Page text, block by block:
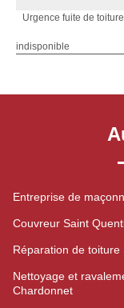
Urgence fuite de
indisponible
Entreprise de
Couvreur Saint
Réparation de
Nettoyage et
Chardonnet